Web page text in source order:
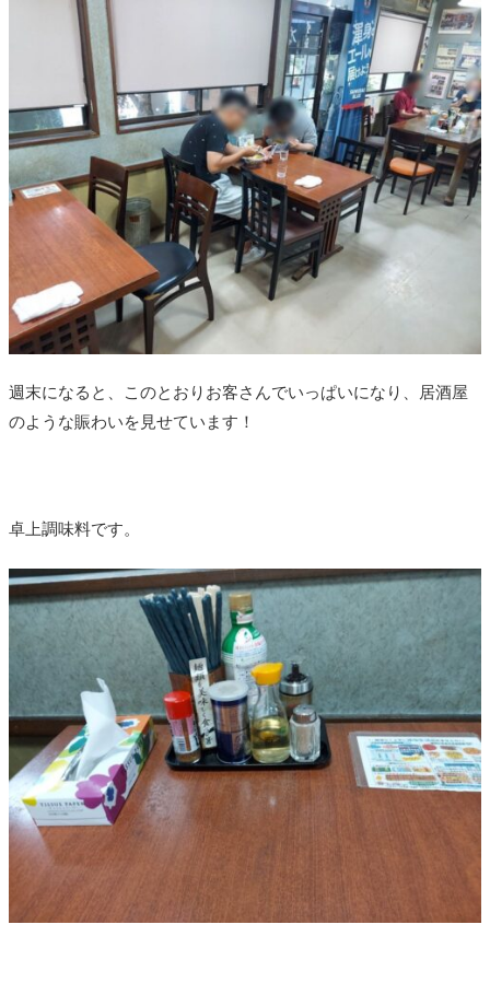
週末になると、このとおりお客さんでいっぱいになり、居酒屋
のような賑わいを見せています！
卓上調味料です。